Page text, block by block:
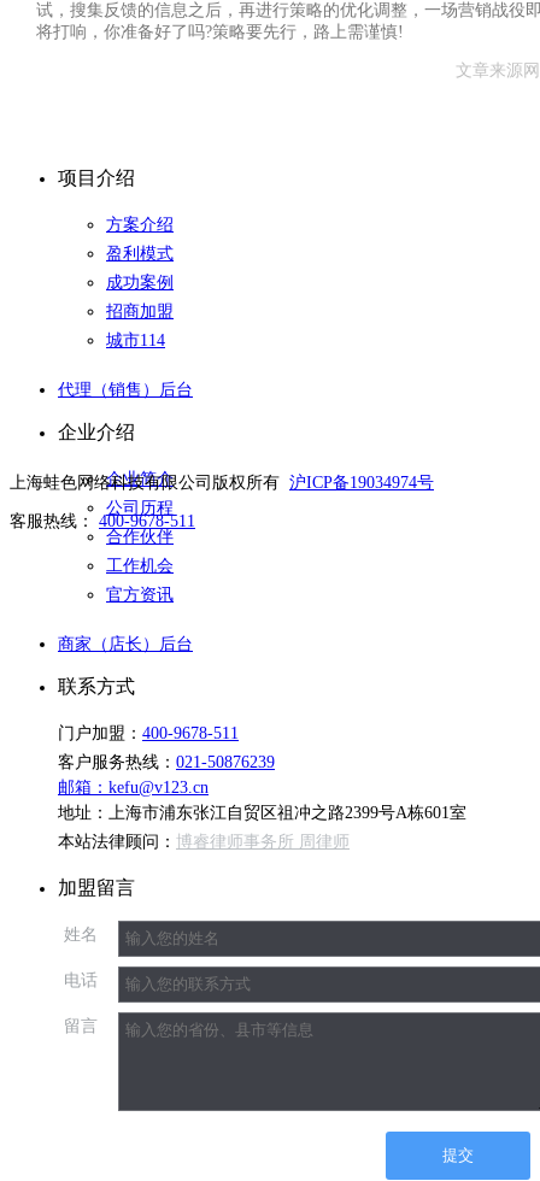
试，搜集反馈的信息之后，再进行策略的优化调整，一场营销战役
将打响，你准备好了吗?策略要先行，路上需谨慎!
文章来源
项目介绍
方案介绍
盈利模式
成功案例
招商加盟
城市114
代理（销售）后台
企业介绍
企业简介
公司历程
合作伙伴
工作机会
官方资讯
商家（店长）后台
联系方式
门户加盟： 400-9678-511
客户服务热线： 021-50876239
邮箱：kefu@v123.cn
地址：上海市浦东张江自贸区祖冲之路2399号A栋601室
本站法律顾问： 博睿律师事务所 周律师
加盟留言
姓名
电话
留言
提交
上海蛙色网络科技有限公司版权所有 沪ICP备19034974号
客服热线： 400-9678-511